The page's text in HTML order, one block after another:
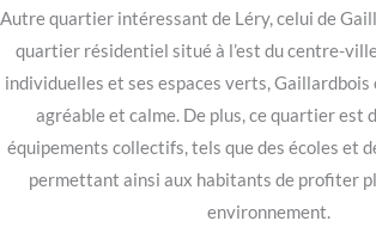
Autre quartier intéressant de Léry, celui de
quartier résidentiel situé à l’est du centre-
individuelles et ses espaces verts, Gaillardbois
agréable et calme. De plus, ce quartier est
équipements collectifs, tels que des écoles et
permettant ainsi aux habitants de profiter
environnement.